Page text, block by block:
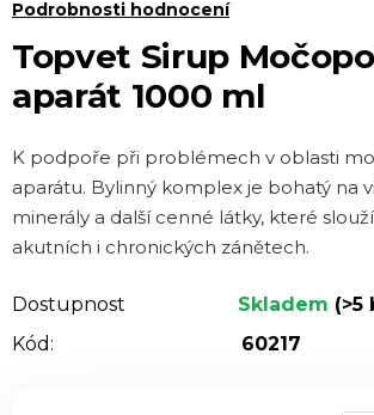
Topvet Sirup
aparát 1000 ml
Průměrné
produktu
je
z 5
hvězdiček.
Podrobnosti hodnocení
K podpoře při problémech v oblasti
aparátu. Bylinný komplex je bohatý na
minerály a další cenné látky, které
akutních i chronických zánětech.
Dostupnost Skladem (>5
Kód:
60217